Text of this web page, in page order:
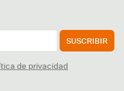
SUSCRIBIR
de privacidad